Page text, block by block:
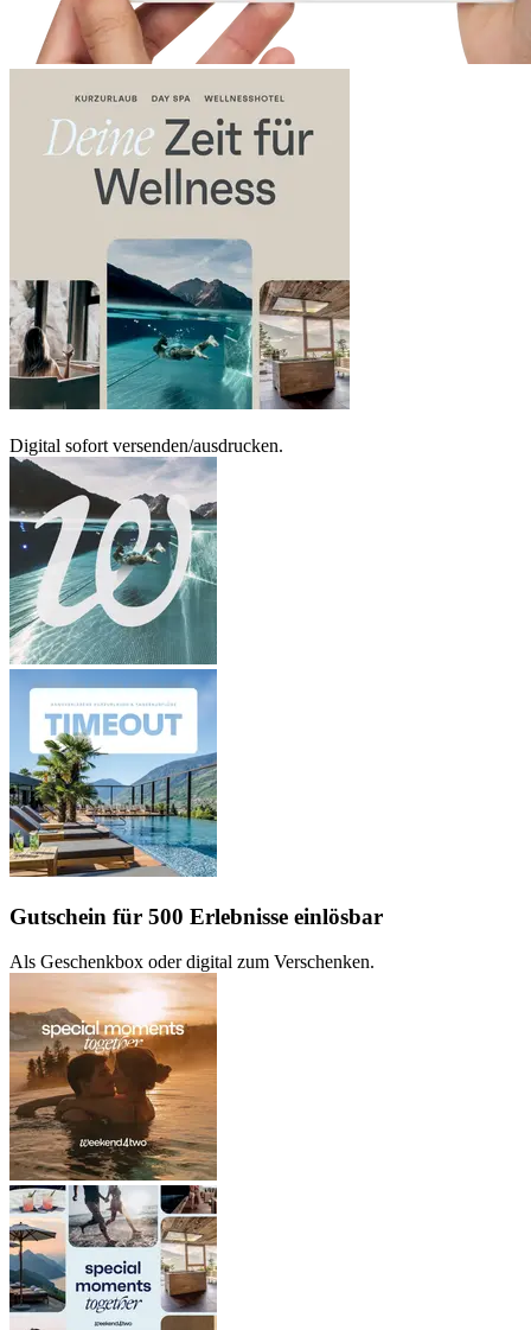
Digital sofort versenden/ausdrucken.
Gutschein für 500 Erlebnisse einlösbar
Als Geschenkbox oder digital zum Verschenken.